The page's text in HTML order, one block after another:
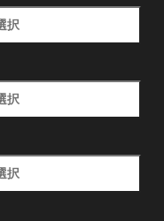
択
択
択